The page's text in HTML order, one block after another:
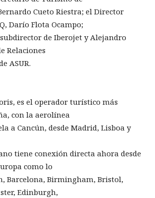
Cueto Riestra; el Director
Darío Flota Ocampo;
de Iberojet y Alejandro
Relaciones
ASUR.
es el operador turístico más
con la aerolínea
a Cancún, desde Madrid, Lisboa y
tiene conexión directa ahora desde
como lo
Barcelona, Birmingham, Bristol,
Edinburgh,